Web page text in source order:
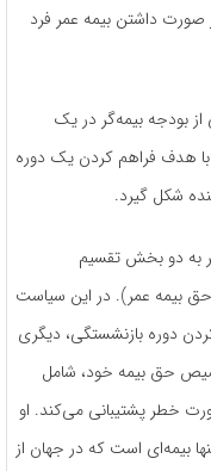
صورت داشتن بیمه عمر فرد
بودجه بیمه‌گر در یک
هدف فراهم کردن یک دوره
شکل گیرد.
به دو بخش تقسیم
بیمه عمر). در این سیاست
دوره بازنشستگی، دیگری
حق بیمه خود، شامل
خطر پشتیبانی می‌کند. او
بیمه‌ای است که در جهان از